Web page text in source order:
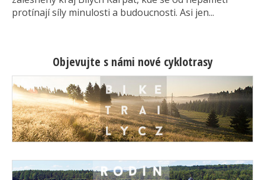
protínají síly minulosti a budoucnosti. Asi jen...
Objevujte s námi nové cyklotrasy